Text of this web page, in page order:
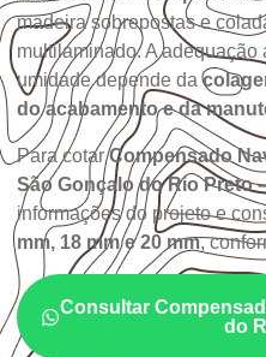
madeira sobrepostas e
multilaminado. A adequação
umidade depende da
do acabamento e da
Para cotarCompensado
São Gonçalo do Rio Preto
informações do projeto e
mm, 18 mm e 20 mm,
Consultar
do